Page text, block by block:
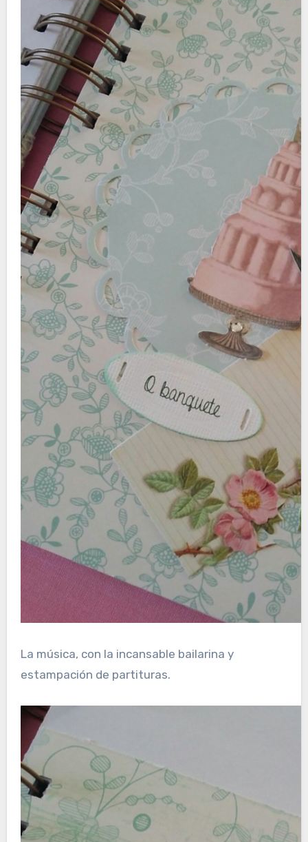
La música, con la incansable bailarina y
estampación de partituras.